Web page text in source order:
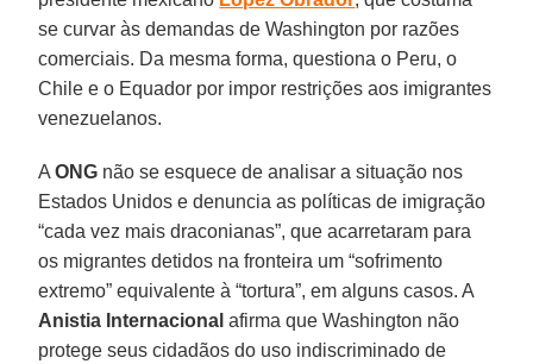
se curvar às demandas de Washington por razões
comerciais. Da mesma forma, questiona o Peru, o
Chile e o Equador por impor restrições aos imigrantes
venezuelanos.
AONG não se esquece de analisar a situação nos
Estados Unidos e denuncia as políticas de imigração
“cada vez mais draconianas”, que acarretaram para
os migrantes detidos na fronteira um “sofrimento
extremo” equivalente à “tortura”, em alguns casos. A
Anistia Internacional afirma que Washington não
protege seus cidadãos do uso indiscriminado de